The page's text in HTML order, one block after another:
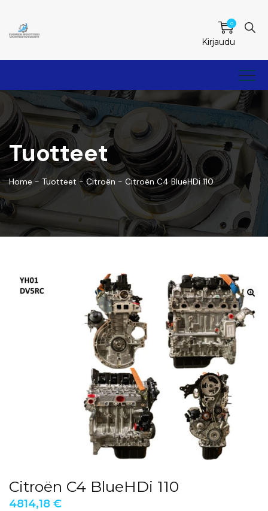
0
Kirjaudu
Tuotteet
Home- Tuotteet -Citroën - Citroën C4 BlueHDi 110
Citroën C4 BlueHDi 110
4814,18 €